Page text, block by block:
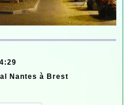
Nantes à Brest